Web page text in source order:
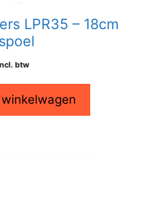
LPR35 – 18cm
btw